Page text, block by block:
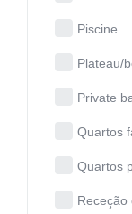
Piscine
Plateau/
Private
Quartos
Quartos
Receção